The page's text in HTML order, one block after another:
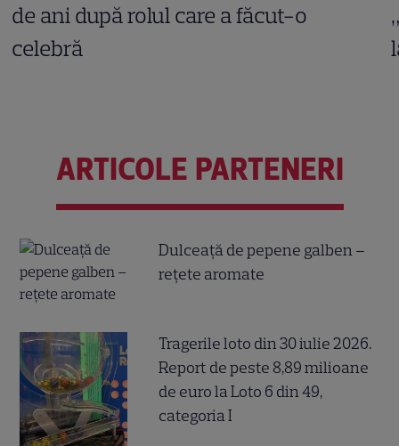
de ani după rolul care a făcut-o
celebră
ARTICOLE PARTENERI
Dulceață de pepene galben –
rețete aromate
Tragerile loto din 30 iulie 2026.
Report de peste 8,89 milioane
de euro la Loto 6 din 49,
categoria I